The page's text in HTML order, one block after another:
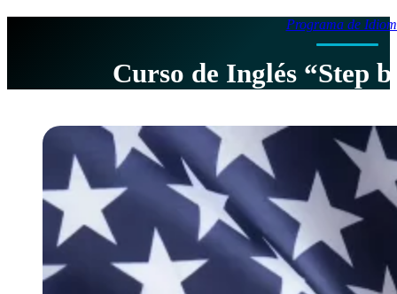
Programa de
Curso de Inglés “Step